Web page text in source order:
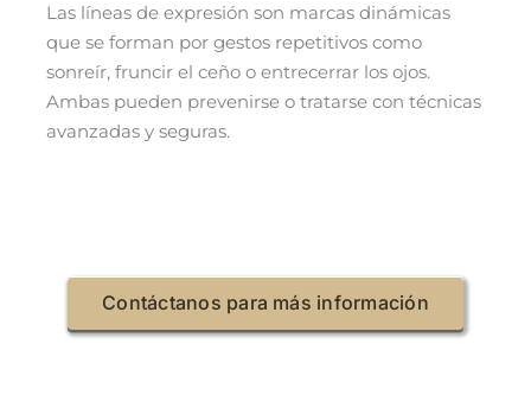
Las líneas de expresión son marcas dinámicas
que se forman por gestos repetitivos como
sonreír, fruncir el ceño o entrecerrar los ojos.
Ambas pueden prevenirse o tratarse con técnicas
avanzadas y seguras.
Contáctanos para más información